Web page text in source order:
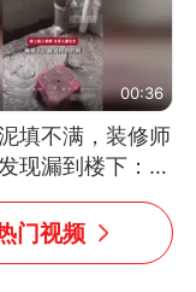
00:36
填不满，装修师
现漏到楼下：出
伸到外墙
门视频